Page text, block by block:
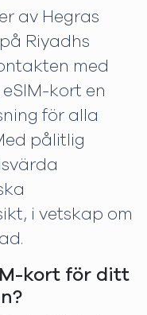
av Hegras
Riyadhs
med
kort en
för alla
pålitlig
i vetskap om
kort för ditt